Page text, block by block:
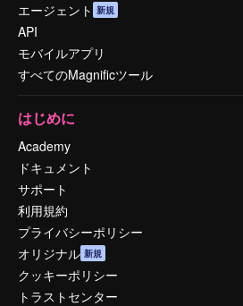
エージェント 新規
API
モバイルアプリ
すべてのMagnificツール
はじめに
Academy
ドキュメント
サポート
利用規約
プライバシーポリシー
オリジナル 新規
クッキーポリシー
トラストセンター